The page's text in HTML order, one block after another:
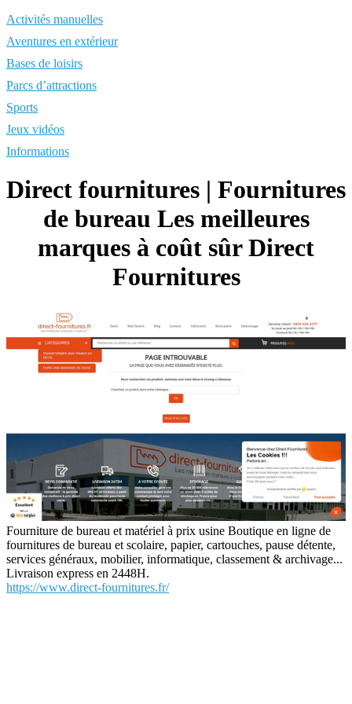
Activités manuelles
Aventures en extérieur
Bases de loisirs
Parcs d’attractions
Sports
Jeux vidéos
Informations
Direct fournitures | Fournitures
de bureau Les meilleures
marques à coût sûr Direct
Fournitures
Fourniture de bureau et matériel à prix usine Boutique en ligne de
fournitures de bureau et scolaire, papier, cartouches, pause détente,
services généraux, mobilier, informatique, classement & archivage...
Livraison express en 2448H.
https://www.direct-fournitures.fr/